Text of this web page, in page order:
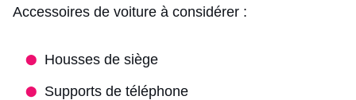
Accessoires de voiture à considérer :
Housses de siège
Supports de téléphone